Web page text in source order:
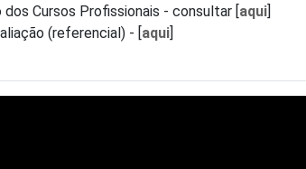
Cursos Profissionais - consultar [ aqui
(referencial) - [ aqui